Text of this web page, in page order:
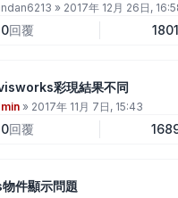
» 2017年 12月 26日,
0回覆
彩現結果不同
» 2017年 11月 7日, 15:43
0回覆
件顯示問題